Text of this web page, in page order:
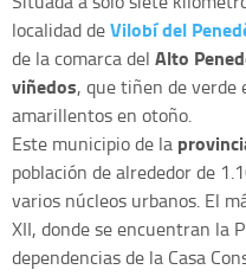
localidad deVilobí del
de la comarca del Alto
viñedos, que tiñen de verde
amarillentos en otoño.
Este municipio de la
población de alrededor de
varios núcleos urbanos. El
XII, donde se encuentran la
dependencias de la Casa